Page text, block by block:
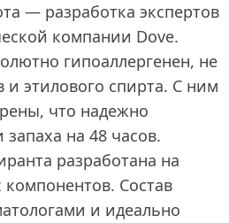
― разработка экспертов
компании Dove.
гипоаллергенен, не
и этилового спирта. С ним
что надежно
на 48 часов.
разработана на
Состав
и идеально